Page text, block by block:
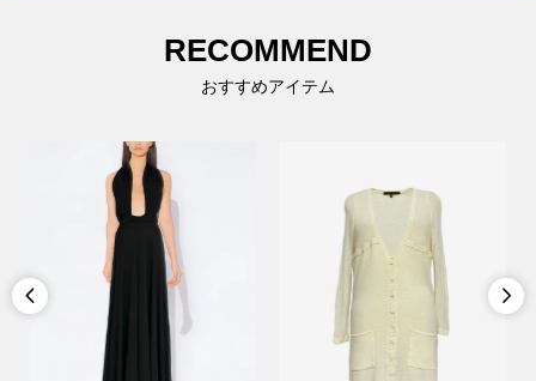
RECOMMEND
おすすめアイテム
 